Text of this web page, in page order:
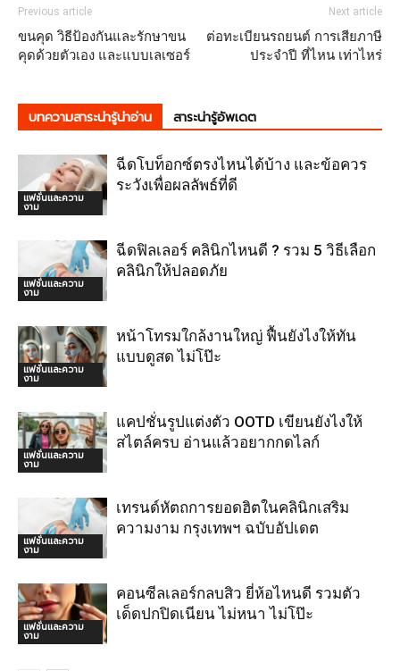
Previous article
ขนคุด วิธีป้องกันและรักษาขน
คุดด้วยตัวเอง และแบบเลเซอร์
Next article
ต่อทะเบียนรถยนต์ การเสียภาษี
ประจำปี ที่ไหน เท่าไหร่
บทความสาระน่ารู้น่าอ่าน สาระน่ารู้อัพเดต
แฟชั่นและความ
งาม
ฉีดโบท็อกซ์ตรงไหนได้บ้าง และข้อควร
ระวังเพื่อผลลัพธ์ที่ดี
แฟชั่นและความ
งาม
ฉีดฟิลเลอร์ คลินิกไหนดี ? รวม 5 วิธีเลือก
คลินิกให้ปลอดภัย
แฟชั่นและความ
งาม
หน้าโทรมใกล้งานใหญ่ ฟื้นยังไงให้ทัน
แบบดูสด ไม่โป๊ะ
แฟชั่นและความ
งาม
แคปชั่นรูปแต่งตัว OOTD เขียนยังไงให้
สไตล์ครบ อ่านแล้วอยากกดไลก์
แฟชั่นและความ
งาม
เทรนด์หัตถการยอดฮิตในคลินิกเสริม
ความงาม กรุงเทพฯ ฉบับอัปเดต
แฟชั่นและความ
งาม
คอนซีลเลอร์กลบสิว ยี่ห้อไหนดี รวมตัว
เด็ดปกปิดเนียน ไม่หนา ไม่โป๊ะ